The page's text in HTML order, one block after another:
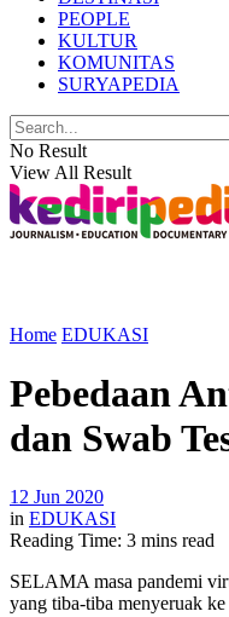
PEOPLE
KULTUR
KOMUNITAS
SURYAPEDIA
No Result
View All Result
Home EDUKASI
Pebedaan
dan Swab
12 Jun 2020
in EDUKASI
Reading Time: 3 mins read
SELAMA masa pandemi
yang tiba-tiba menyeruak